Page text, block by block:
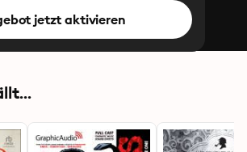
jetzt aktivieren